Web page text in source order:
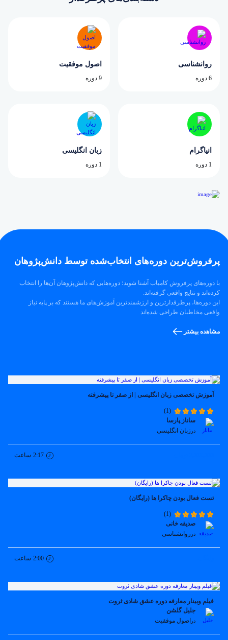
روانشناسی
6 دوره
اصول موفقیت
9 دوره
انیاگرام
1 دوره
زبان انگلیسی
1 دوره
پرفروش‌ترین‌ دوره‌های انتخاب‌شده توسط دانش‌پژوهان
با دوره‌های پرفروش کامیاب آشنا شوید؛ دوره‌هایی که دانش‌پژوهان آن‌ها را انتخاب
کرده‌اند و نتایج واقعی گرفته‌اند.
این دوره‌ها، پرطرفدارترین و ارزشمندترین آموزش‌های ما هستند که بر پایه نیاز
واقعی مخاطبان طراحی شده‌اند
مشاهده بیشتر
آموزش تخصصی زبان انگلیسی | از صفر تا پیشرفته
(1)
ساناز پارسا
در زبان انگلیسی
2:17 ساعت
تست فعال بودن چاکرا ها (رایگان)
(1)
صدیقه خانی
در روانشناسی
2:00 ساعت
فیلم وبینار معارفه دوره عشق شادی ثروت
جلیل گلشن
در اصول موفقیت